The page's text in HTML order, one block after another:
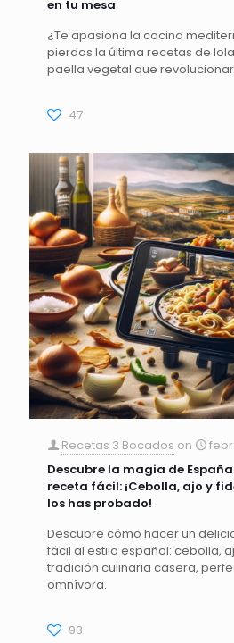
en tu mesa
¿Te apasiona la cocina
pierdas la última recetas de
paella vegetal que
47
Recetas 3 Bocados on
Descubre la magia de
receta fácil: ¡Cebolla, ajo y
los has probado!
Descubre cómo hacer un
fácil al estilo español: cebolla,
tradición culinaria casera,
omnívora.
93